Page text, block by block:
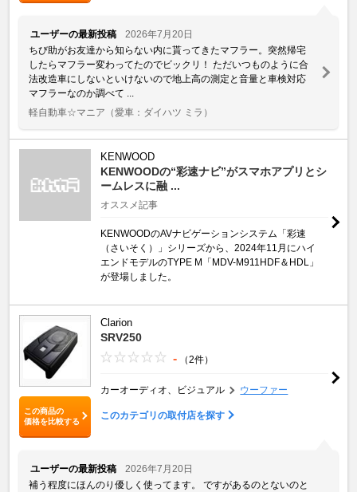
ユーザーの最新投稿
2026年7月20日
ちび助がお友達から知らない内に貰ってきたマフラー。突然帰宅
したらマフラー変わってたのでビックリ！ ただいつものように合
法改造車にしないといけないので地上高の測定と音量と車検対応
マフラーなのか調べて ...
軽自動車☆マニア （愛車：ダイハツ ミラ）
KENWOOD
KENWOODの“彩速ナビ”がスマホアプリとシ
ームレスに融 ...
オススメ記事
KENWOODのAVナビゲーションシステム「彩速
（さいそく）」シリーズから、2024年11月にハイ
エンドモデルのTYPE M「MDV-M911HDF＆HDL」
が登場しました。
この商品の
価格を比較する
Clarion
SRV250
- （2件）
カーオーディオ、ビジュアル ウーファー
このカテゴリの取付店を探す
ユーザーの最新投稿
2026年7月20日
補う程度にほんのり優しく使ってます。 ですがあるのとないのと